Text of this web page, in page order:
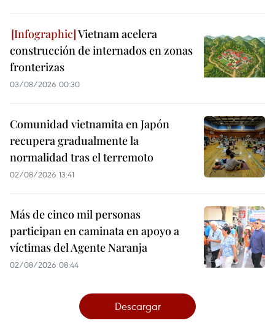
Vietnam acelera
construcción de internados en zonas
fronterizas
03/08/2026 00:30
Comunidad vietnamita en Japón
recupera gradualmente la
normalidad tras el terremoto
02/08/2026 13:41
Más de cinco mil personas
participan en caminata en apoyo a
víctimas del Agente Naranja
02/08/2026 08:44
Descargar